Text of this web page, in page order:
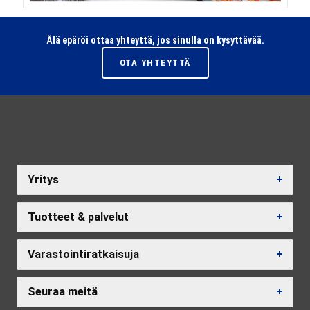
Älä epäröi ottaa yhteyttä, jos sinulla on kysyttävää.
OTA YHTEYTTÄ
Yritys
Tuotteet & palvelut
Varastointiratkaisuja
Seuraa meitä